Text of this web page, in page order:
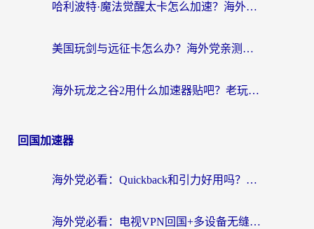
哈利波特·魔法觉醒太卡怎么加速？海外党亲测有效的国服游戏加速指南
美国玩剑与远征卡怎么办？海外党亲测有效的国服游戏加速指南
海外玩龙之谷2用什么加速器贴吧？老玩家实测推荐，附新加坡猎魂觉醒国外剑与远征加速攻略
回国加速器
海外党必看：Quickback和引力好用吗？3分钟搞懂回国加速器怎么选
海外党必看：电视VPN回国+多设备无缝访问国内资源的实用指南